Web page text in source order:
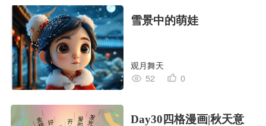
雪景中的萌娃
观月舞天
52
0
Day30四格漫画|秋天意